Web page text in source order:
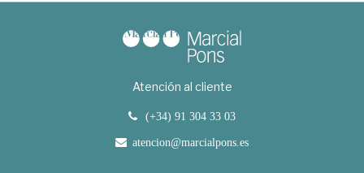
Atención al cliente
(+34) 91 304 33 03
atencion@marcialpons.es